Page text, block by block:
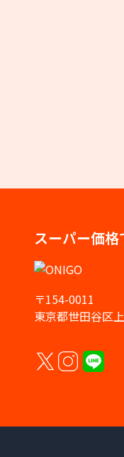
スーパー価格
〒154-0011
東京都世田谷区